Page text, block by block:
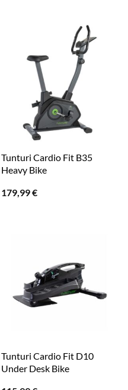
Tunturi Cardio Fit B35
Heavy Bike
179,99€
Tunturi Cardio Fit D10
Under Desk Bike